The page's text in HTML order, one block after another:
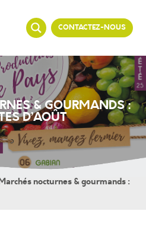
CONTACTEZ-NOUS
& GOURMANDS :
D’AOÛT
nocturnes & gourmands :